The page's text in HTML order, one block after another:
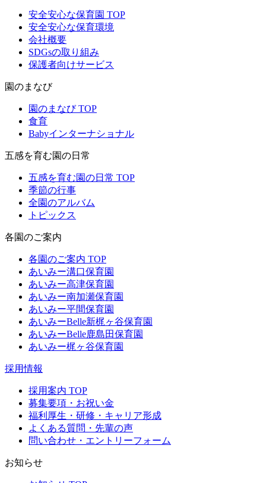
安全安心な保育園 TOP
安全安心な保育環境
会社概要
SDGsの取り組み
保護者向けサービス
園のまなび
園のまなび TOP
食育
Babyインターナショナル
五感を育む園の日常
五感を育む園の日常 TOP
季節の行事
全園のアルバム
トピックス
各園のご案内
各園のご案内 TOP
あいみー溝口保育園
あいみー高津保育園
あいみー南加瀬保育園
あいみー平間保育園
あいみーBelle新梶ヶ谷保育園
あいみーBelle鹿島田保育園
あいみー梶ヶ谷保育園
採用情報
採用案内 TOP
募集要項・お祝い金
福利厚生・研修・キャリア形成
よくある質問・先輩の声
問い合わせ・エントリーフォーム
お知らせ